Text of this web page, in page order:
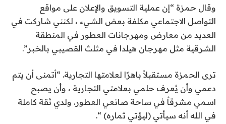
وقال حمزة “إن عملية التسويق والإعلان على مواقع
التواصل الاجتماعي مكلفة بعض الشيء ، لكنني شاركت في
العديد من معارض ومهرجانات العطور في المنطقة
الشرقية مثل مهرجان هيلدا في مثلث القصيبي بالخبر”.
ترى الحمزة مستقبلاً باهرًا لعلامتها التجارية. “أتمنى أن يتم
دعمي وأن يُعرف حلمي بعلامتي التجارية ، وأن يصبح
اسمي مشرقاً في ساحة صانعي العطور. ولدي ثقة كاملة
في الله أنه سيأتي (ليؤتي ثماره) “.